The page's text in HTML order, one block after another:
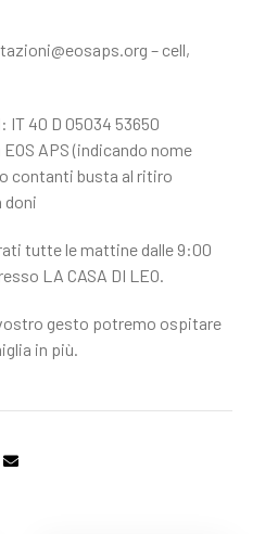
– cell,
IT 40 D 05034 53650
APS (indicando nome
contanti busta al ritiro
doni
tutte le mattine dalle 9:00
LA CASA DI LEO.
vostro gesto potremo ospitare
in più.